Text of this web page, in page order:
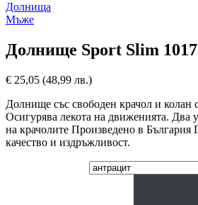
Долнища
Мъже
Долнище Sport Slim
€ 25,05 (48,99 лв.)
Долнище със свободен крачол и колан
Осигурява лекота на движенията.
на крачолите Произведено в България
качество и издръжливост.